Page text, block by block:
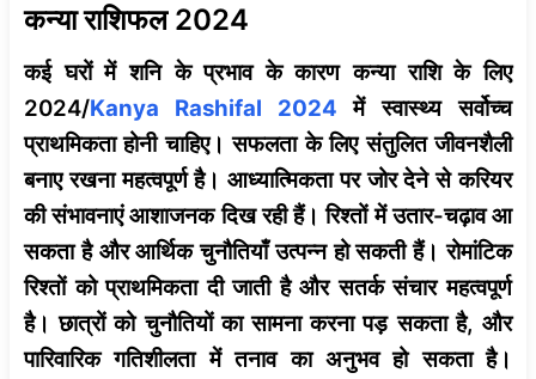
कन्या राशिफल 2024
कई घरों में शनि के प्रभाव के कारण कन्या राशि के लिए
2024/Kanya Rashifal 2024 में स्वास्थ्य सर्वोच्च
प्राथमिकता होनी चाहिए। सफलता के लिए संतुलित जीवनशैली
बनाए रखना महत्वपूर्ण है। आध्यात्मिकता पर जोर देने से करियर
की संभावनाएं आशाजनक दिख रही हैं। रिश्तों में उतार-चढ़ाव आ
सकता है और आर्थिक चुनौतियाँ उत्पन्न हो सकती हैं। रोमांटिक
रिश्तों को प्राथमिकता दी जाती है और सतर्क संचार महत्वपूर्ण
है। छात्रों को चुनौतियों का सामना करना पड़ सकता है, और
पारिवारिक गतिशीलता में तनाव का अनुभव हो सकता है।